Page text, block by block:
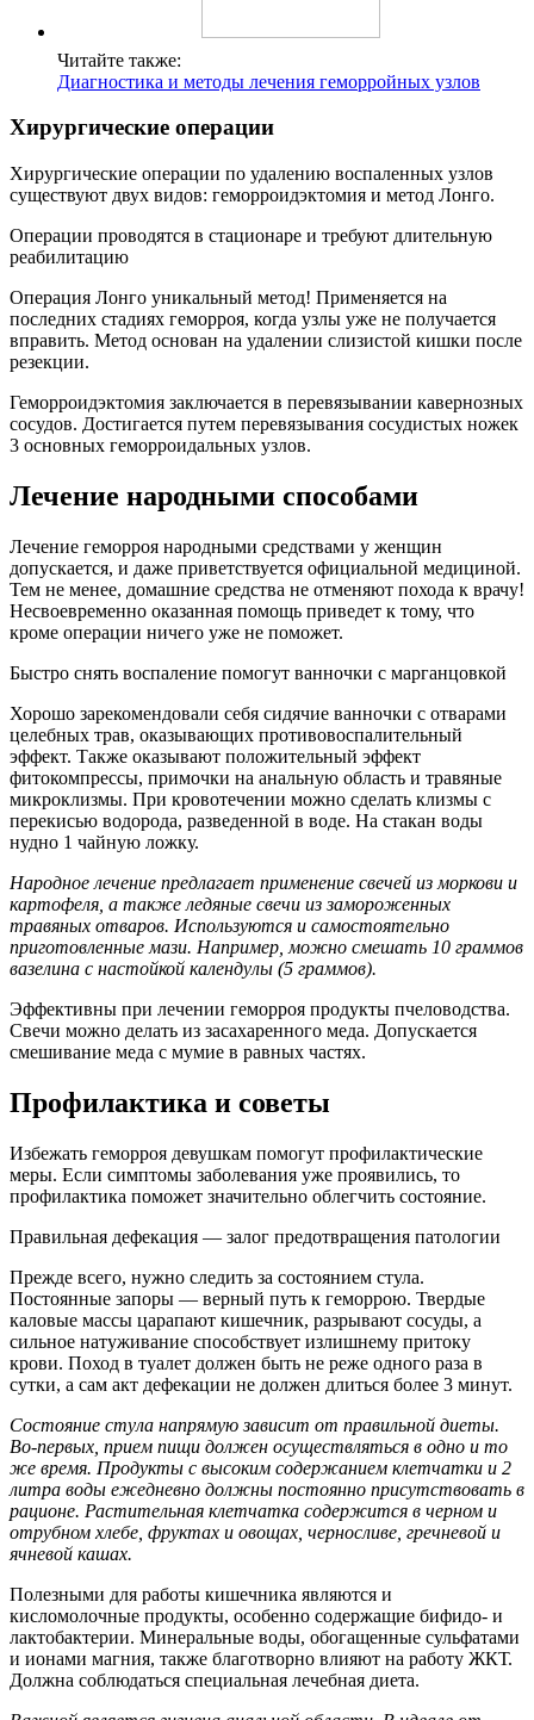
Читайте также:
Диагностика и методы лечения геморройных узлов
Хирургические операции
Хирургические операции по удалению воспаленных узлов
существуют двух видов: геморроидэктомия и метод Лонго.
Операции проводятся в стационаре и требуют длительную
реабилитацию
Операция Лонго уникальный метод! Применяется на
последних стадиях геморроя, когда узлы уже не получается
вправить. Метод основан на удалении слизистой кишки после
резекции.
Геморроидэктомия заключается в перевязывании кавернозных
сосудов. Достигается путем перевязывания сосудистых ножек
3 основных геморроидальных узлов.
Лечение народными способами
Лечение геморроя народными средствами у женщин
допускается, и даже приветствуется официальной медициной.
Тем не менее, домашние средства не отменяют похода к врачу!
Несвоевременно оказанная помощь приведет к тому, что
кроме операции ничего уже не поможет.
Быстро снять воспаление помогут ванночки с марганцовкой
Хорошо зарекомендовали себя сидячие ванночки с отварами
целебных трав, оказывающих противовоспалительный
эффект. Также оказывают положительный эффект
фитокомпрессы, примочки на анальную область и травяные
микроклизмы. При кровотечении можно сделать клизмы с
перекисью водорода, разведенной в воде. На стакан воды
нудно 1 чайную ложку.
Народное лечение предлагает применение свечей из моркови и
картофеля, а также ледяные свечи из замороженных
травяных отваров. Используются и самостоятельно
приготовленные мази. Например, можно смешать 10 граммов
вазелина с настойкой календулы (5 граммов).
Эффективны при лечении геморроя продукты пчеловодства.
Свечи можно делать из засахаренного меда. Допускается
смешивание меда с мумие в равных частях.
Профилактика и советы
Избежать геморроя девушкам помогут профилактические
меры. Если симптомы заболевания уже проявились, то
профилактика поможет значительно облегчить состояние.
Правильная дефекация — залог предотвращения патологии
Прежде всего, нужно следить за состоянием стула.
Постоянные запоры — верный путь к геморрою. Твердые
каловые массы царапают кишечник, разрывают сосуды, а
сильное натуживание способствует излишнему притоку
крови. Поход в туалет должен быть не реже одного раза в
сутки, а сам акт дефекации не должен длиться более 3 минут.
Состояние стула напрямую зависит от правильной диеты.
Во-первых, прием пищи должен осуществляться в одно и то
же время. Продукты с высоким содержанием клетчатки и 2
литра воды ежедневно должны постоянно присутствовать в
рационе. Растительная клетчатка содержится в черном и
отрубном хлебе, фруктах и овощах, черносливе, гречневой и
ячневой кашах.
Полезными для работы кишечника являются и
кисломолочные продукты, особенно содержащие бифидо- и
лактобактерии. Минеральные воды, обогащенные сульфатами
и ионами магния, также благотворно влияют на работу ЖКТ.
Должна соблюдаться специальная лечебная диета.